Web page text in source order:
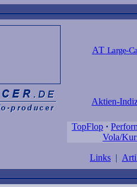
AT Large-
Aktien-
TopFlop ·
Vola/
Links |